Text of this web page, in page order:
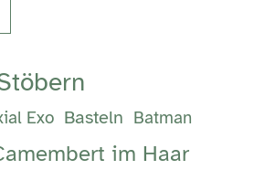
Exo Basteln Batman
im Haar